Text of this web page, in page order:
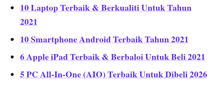
10 Laptop Terbaik & Berkualiti Untuk Tahun
2021
10 Smartphone Android Terbaik Tahun 2021
6 Apple iPad Terbaik & Berbaloi Untuk Beli 2021
5 PC All-In-One (AIO) Terbaik Untuk Dibeli 2026